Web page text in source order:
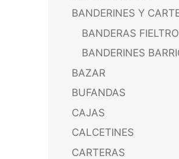
BANDERINES Y
BANDERAS FIELTRO
BANDERINES
BAZAR
BUFANDAS
CAJAS
CALCETINES
CARTERAS